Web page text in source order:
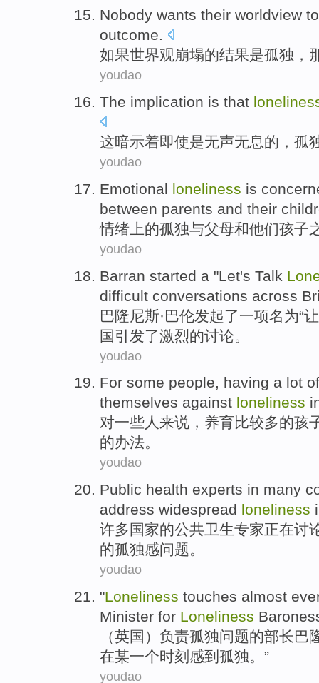
Nobody wants their worldview
outcome.
如果世界观崩塌的结果是孤独 ，
youdao
The implication is that
这暗示着即使是无声无息的， 孤
youdao
Emotional loneliness is
between parents and their
情绪上的孤独与父母和他们孩子
youdao
Barran started a "Let's Talk
difficult conversations across
巴隆尼斯·巴伦发起了一项名为“让
国引发了激烈的讨论 。
youdao
For some people, having a lot of
themselves against loneliness
对一些人来说 ， 养育比较多的孩
的办法。
youdao
Public health experts in many
address widespread loneliness
许多 国家的公共卫生专家正在讨
的孤独感问题。
youdao
"Loneliness touches almost
Minister for Loneliness
（英国）负责孤独问题的部长巴
在某一个时刻感到孤独。”
youdao